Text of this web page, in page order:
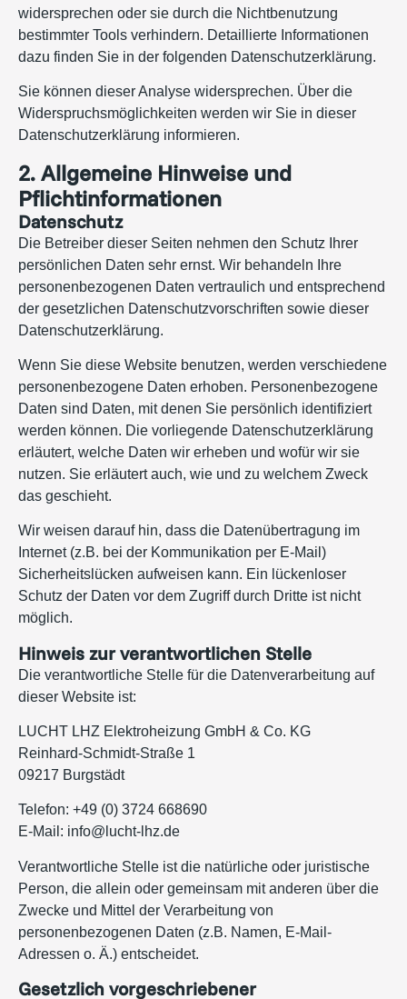
widersprechen oder sie durch die Nichtbenutzung
bestimmter Tools verhindern. Detaillierte Informationen
dazu finden Sie in der folgenden Datenschutzerklärung.
Sie können dieser Analyse widersprechen. Über die
Widerspruchsmöglichkeiten werden wir Sie in dieser
Datenschutzerklärung informieren.
2. Allgemeine Hinweise und
Pflichtinformationen
Datenschutz
Die Betreiber dieser Seiten nehmen den Schutz Ihrer
persönlichen Daten sehr ernst. Wir behandeln Ihre
personenbezogenen Daten vertraulich und entsprechend
der gesetzlichen Datenschutzvorschriften sowie dieser
Datenschutzerklärung.
Wenn Sie diese Website benutzen, werden verschiedene
personenbezogene Daten erhoben. Personenbezogene
Daten sind Daten, mit denen Sie persönlich identifiziert
werden können. Die vorliegende Datenschutzerklärung
erläutert, welche Daten wir erheben und wofür wir sie
nutzen. Sie erläutert auch, wie und zu welchem Zweck
das geschieht.
Wir weisen darauf hin, dass die Datenübertragung im
Internet (z.B. bei der Kommunikation per E-Mail)
Sicherheitslücken aufweisen kann. Ein lückenloser
Schutz der Daten vor dem Zugriff durch Dritte ist nicht
möglich.
Hinweis zur verantwortlichen Stelle
Die verantwortliche Stelle für die Datenverarbeitung auf
dieser Website ist:
LUCHT LHZ Elektroheizung GmbH & Co. KG
Reinhard-Schmidt-Straße 1
09217 Burgstädt
Telefon: +49 (0) 3724 668690
E-Mail: info@lucht-lhz.de
Verantwortliche Stelle ist die natürliche oder juristische
Person, die allein oder gemeinsam mit anderen über die
Zwecke und Mittel der Verarbeitung von
personenbezogenen Daten (z.B. Namen, E-Mail-
Adressen o. Ä.) entscheidet.
Gesetzlich vorgeschriebener